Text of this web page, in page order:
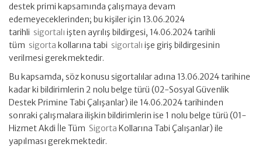
destek primi kapsamında çalışmaya devam
edemeyeceklerinden; bu kişiler için 13.06.2024
tarihli sigortalı işten ayrılış bildirgesi, 14.06.2024 tarihli
tüm sigorta kollarına tabi sigortalı işe giriş bildirgesinin
verilmesi gerekmektedir.
Bu kapsamda, söz konusu sigortalılar adına 13.06.2024 tarihine
kadar ki bildirimlerin 2 nolu belge türü (02-Sosyal Güvenlik
Destek Primine Tabi Çalışanlar) ile 14.06.2024 tarihinden
sonraki çalışmalara ilişkin bildirimlerin ise 1 nolu belge türü (01-
Hizmet Akdi İle Tüm Sigorta Kollarına Tabi Çalışanlar) ile
yapılması gerekmektedir.